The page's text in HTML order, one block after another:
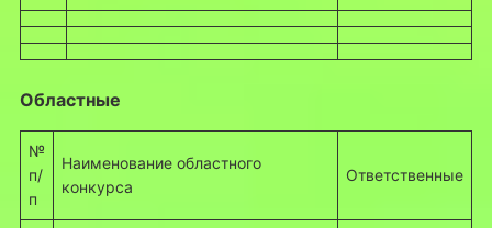
Областные
№
п/
п
Наименование областного
конкурса
Ответственные